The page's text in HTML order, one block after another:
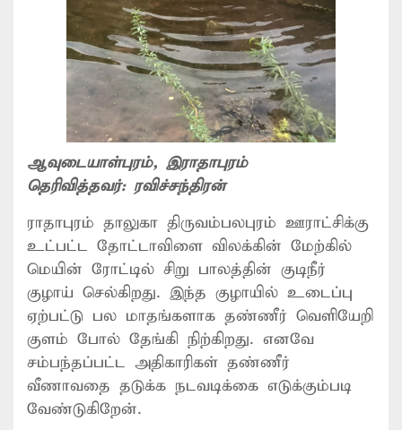
ஆவுடையாள்புரம், இராதாபுரம்
தெரிவித்தவர்: ரவிச்சந்திரன்
ராதாபுரம் தாலுகா திருவம்பலபுரம் ஊராட்சிக்கு
உட்பட்ட தோட்டாவிளை விலக்கின் மேற்கில்
மெயின் ரோட்டில் சிறு பாலத்தின் குடிநீர்
குழாய் செல்கிறது. இந்த குழாயில் உடைப்பு
ஏற்பட்டு பல மாதங்களாக தண்ணீர் வெளியேறி
குளம் போல் தேங்கி நிற்கிறது. எனவே
சம்பந்தப்பட்ட அதிகாரிகள் தண்ணீர்
வீணாவதை தடுக்க நடவடிக்கை எடுக்கும்படி
வேண்டுகிறேன்.